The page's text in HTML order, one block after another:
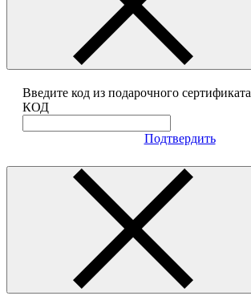
Введите код из подарочного сертификата
КОД
Подтвердить